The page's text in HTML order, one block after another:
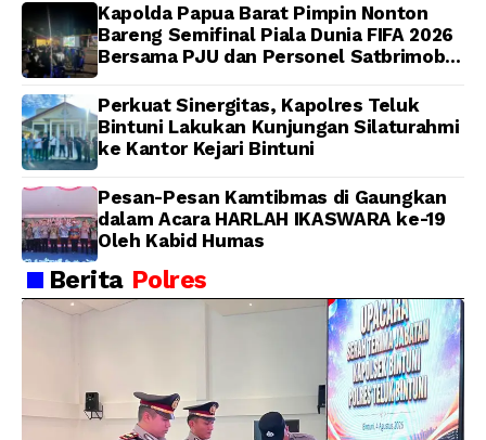
Kapolda Papua Barat Pimpin Nonton
Bareng Semifinal Piala Dunia FIFA 2026
Bersama PJU dan Personel Satbrimob
Perkuat Sinergitas, Kapolres Teluk
Bintuni Lakukan Kunjungan Silaturahmi
ke Kantor Kejari Bintuni
Pesan-Pesan Kamtibmas di Gaungkan
dalam Acara HARLAH IKASWARA ke-19
Oleh Kabid Humas
Berita Polres